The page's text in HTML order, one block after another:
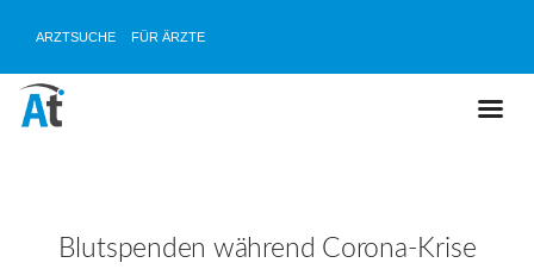
ARZTSUCHE FÜR ÄRZTE
Blutspenden während Corona-Krise